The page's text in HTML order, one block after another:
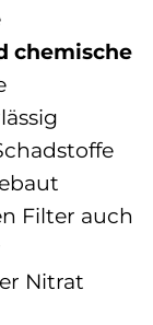
chemische
Filter auch
Nitrat